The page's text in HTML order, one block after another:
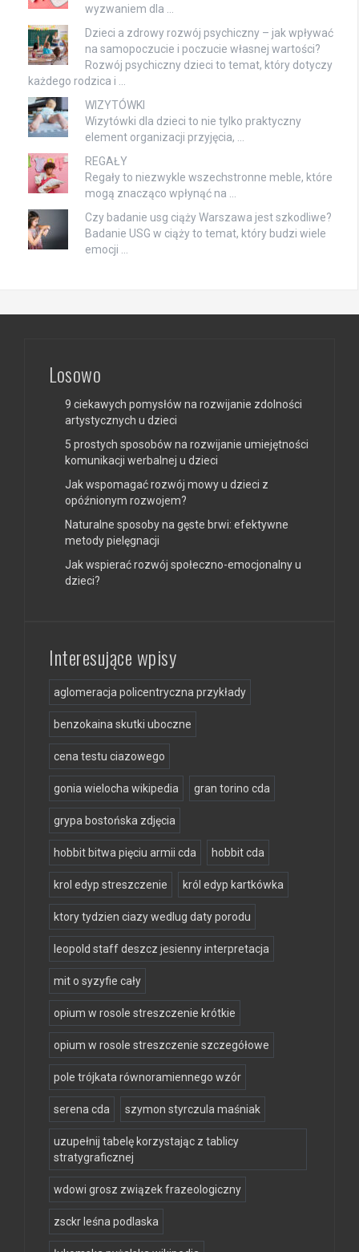
wyzwaniem dla …
Dzieci a zdrowy rozwój psychiczny – jak wpływać
na samopoczucie i poczucie własnej wartości?
Rozwój psychiczny dzieci to temat, który dotyczy
każdego rodzica i …
WIZYTÓWKI
Wizytówki dla dzieci to nie tylko praktyczny
element organizacji przyjęcia, …
REGAŁY
Regały to niezwykle wszechstronne meble, które
mogą znacząco wpłynąć na …
Czy badanie usg ciąży Warszawa jest szkodliwe?
Badanie USG w ciąży to temat, który budzi wiele
emocji …
Losowo
9 ciekawych pomysłów na rozwijanie zdolności
artystycznych u dzieci
5 prostych sposobów na rozwijanie umiejętności
komunikacji werbalnej u dzieci
Jak wspomagać rozwój mowy u dzieci z
opóźnionym rozwojem?
Naturalne sposoby na gęste brwi: efektywne
metody pielęgnacji
Jak wspierać rozwój społeczno-emocjonalny u
dzieci?
Interesujące wpisy
aglomeracja policentryczna przykłady
benzokaina skutki uboczne
cena testu ciazowego
gonia wielocha wikipedia gran torino cda
grypa bostońska zdjęcia
hobbit bitwa pięciu armii cda hobbit cda
krol edyp streszczenie król edyp kartkówka
ktory tydzien ciazy wedlug daty porodu
leopold staff deszcz jesienny interpretacja
mit o syzyfie cały
opium w rosole streszczenie krótkie
opium w rosole streszczenie szczegółowe
pole trójkata równoramiennego wzór
serena cda szymon styrczula maśniak
uzupełnij tabelę korzystając z tablicy
stratygraficznej
wdowi grosz związek frazeologiczny
zsckr leśna podlaska